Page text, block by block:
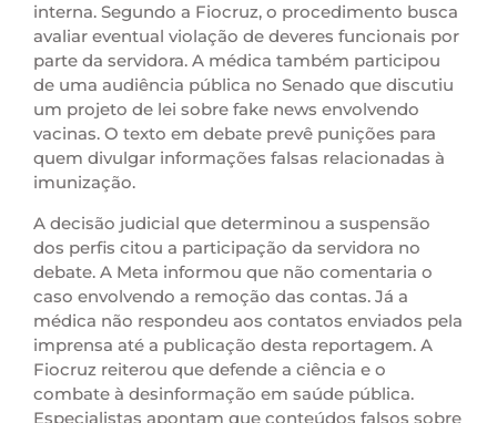
interna. Segundo a Fiocruz, o procedimento busca
avaliar eventual violação de deveres funcionais por
parte da servidora. A médica também participou
de uma audiência pública no Senado que discutiu
um projeto de lei sobre fake news envolvendo
vacinas. O texto em debate prevê punições para
quem divulgar informações falsas relacionadas à
imunização.
A decisão judicial que determinou a suspensão
dos perfis citou a participação da servidora no
debate. A Meta informou que não comentaria o
caso envolvendo a remoção das contas. Já a
médica não respondeu aos contatos enviados pela
imprensa até a publicação desta reportagem. A
Fiocruz reiterou que defende a ciência e o
combate à desinformação em saúde pública.
Especialistas apontam que conteúdos falsos sobre